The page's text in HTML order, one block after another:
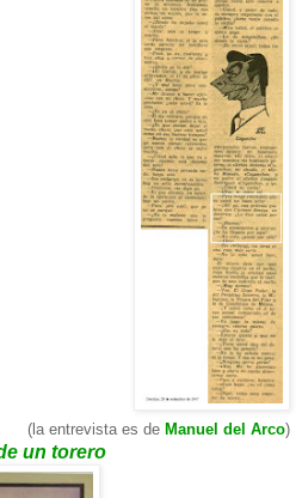
(la entrevista es de Manuel del Arco)
un torero